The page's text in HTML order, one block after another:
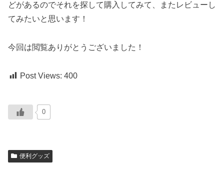
どがあるのでそれを探して購入してみて、またレビューし
てみたいと思います！
今回は閲覧ありがとうございました！
Post Views: 400
0
便利グッズ